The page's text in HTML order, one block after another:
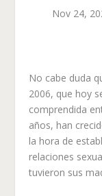
Nov 24,
No cabe duda
2006, que hoy
comprendida
años, han
la hora de
relaciones
tuvieron sus